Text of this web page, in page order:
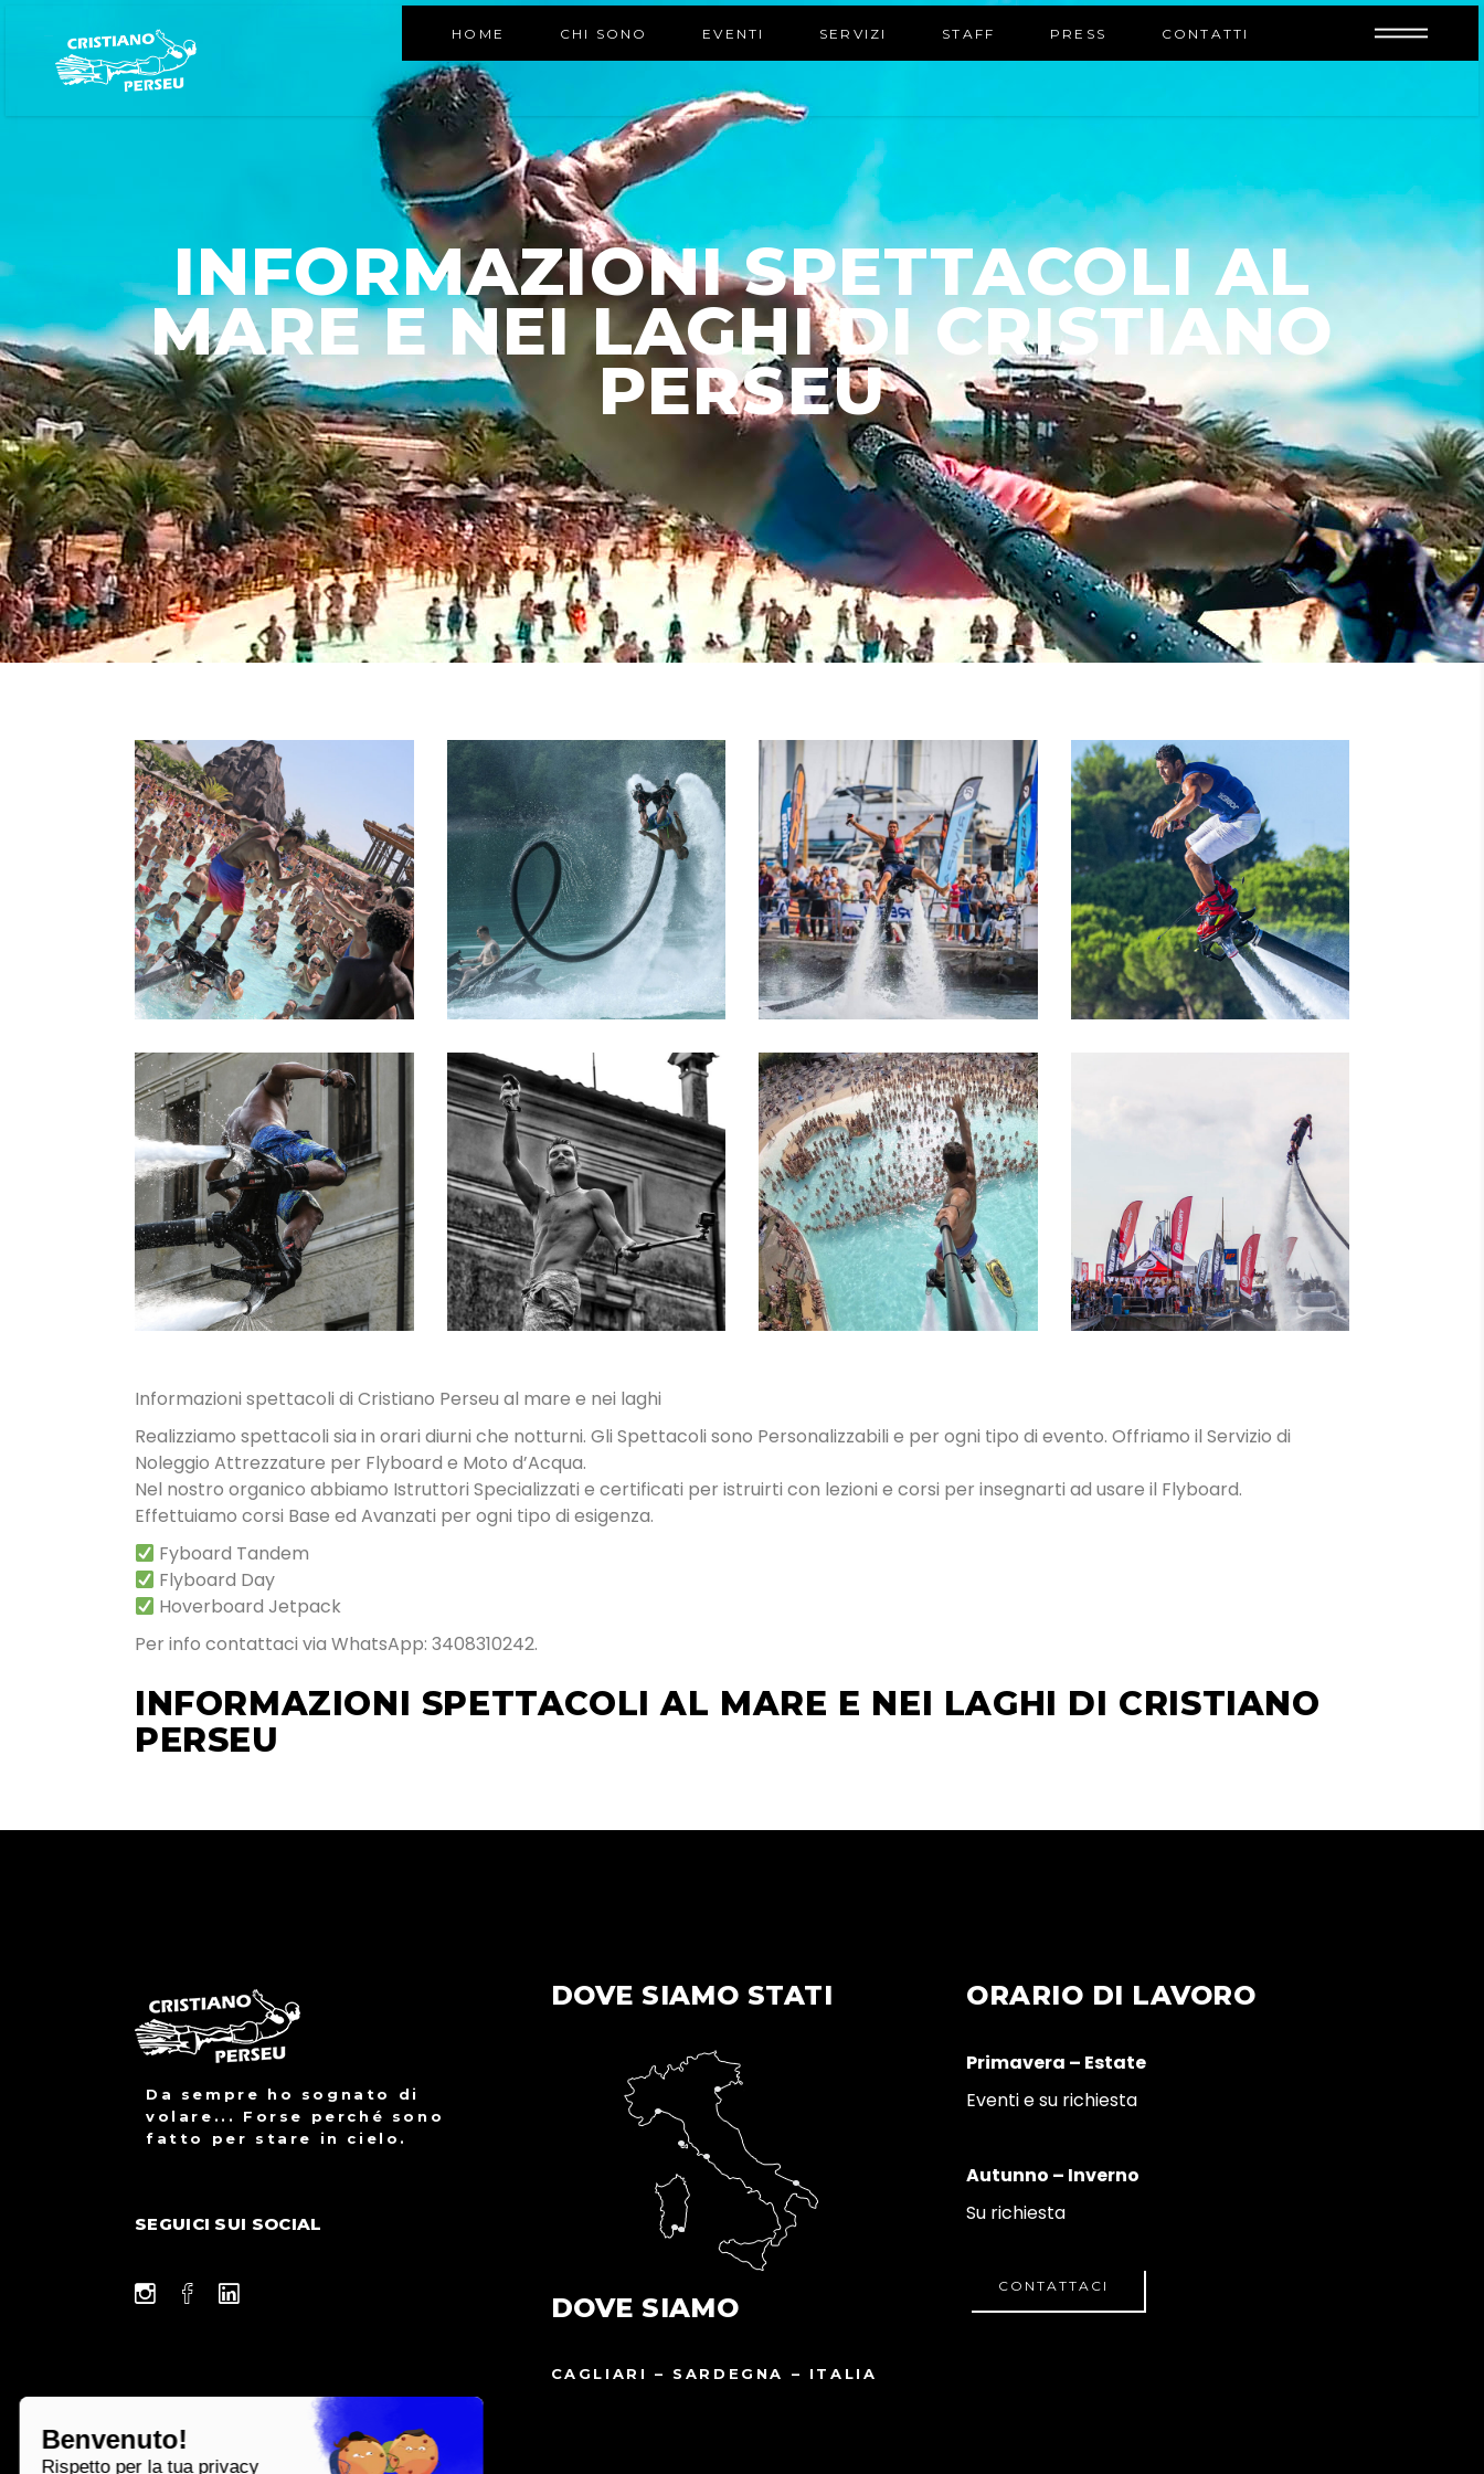
HOME CHI SONO EVENTI SERVIZI STAFF PRESS CONTATTI
INFORMAZIONI SPETTACOLI AL
MARE E NEI LAGHI DI CRISTIANO
PERSEU
FLYBOARD
TANDEM
ATTRAZIONI
COMBINATE
ISTRUTTORI
CERTIFICATI
NOLEGGIO
MOTO
D’ACQUA
NOLEGGIO
ATTREZZATUR
E
SPETTACOLI
DIURNI E
NOTTURNI
SPETTACOLI IN
PISCINA
LEZIONI
Informazioni spettacoli di Cristiano Perseu al mare e nei laghi
Realizziamo spettacoli sia in orari diurni che notturni. Gli Spettacoli sono Personalizzabili e per ogni tipo di evento. Offriamo il Servizio di
Noleggio Attrezzature per Flyboard e Moto d’Acqua.
Nel nostro organico abbiamo Istruttori Specializzati e certificati per istruirti con lezioni e corsi per insegnarti ad usare il Flyboard.
Effettuiamo corsi Base ed Avanzati per ogni tipo di esigenza.
Fyboard Tandem
Flyboard Day
Hoverboard Jetpack
Per info contattaci via WhatsApp: 3408310242.
INFORMAZIONI SPETTACOLI AL MARE E NEI LAGHI DI CRISTIANO
PERSEU
Da sempre ho sognato di
volare... Forse perché sono
fatto per stare in cielo.
SEGUICI SUI SOCIAL
DOVE SIAMO STATI
DOVE SIAMO
CAGLIARI – SARDEGNA – ITALIA
ORARIO DI LAVORO
Primavera – Estate
Eventi e su richiesta
Autunno – Inverno
Su richiesta
CONTATTACI